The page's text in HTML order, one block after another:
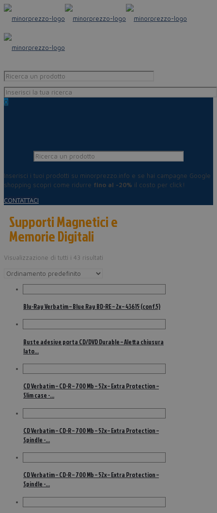
0
Inserisci i tuoi prodotti su minorprezzo.info e se hai campagne Google
shopping scopri come ridurre fino al -20% il costo per click!
CONTATTACI
Supporti Magnetici e
Memorie Digitali
Visualizzazione di tutti i 43 risultati
Blu-Ray Verbatim – Blue Ray BD-RE – 2x – 43615 (conf.5)
Buste adesive porta CD/DVD Durable – Aletta chiusura
lato…
CD Verbatim – CD-R – 700 Mb – 52x – Extra Protection –
Slim case -…
CD Verbatim – CD-R – 700 Mb – 52x – Extra Protection –
Spindle -…
CD Verbatim – CD-R – 700 Mb – 52x – Extra Protection –
Spindle -…